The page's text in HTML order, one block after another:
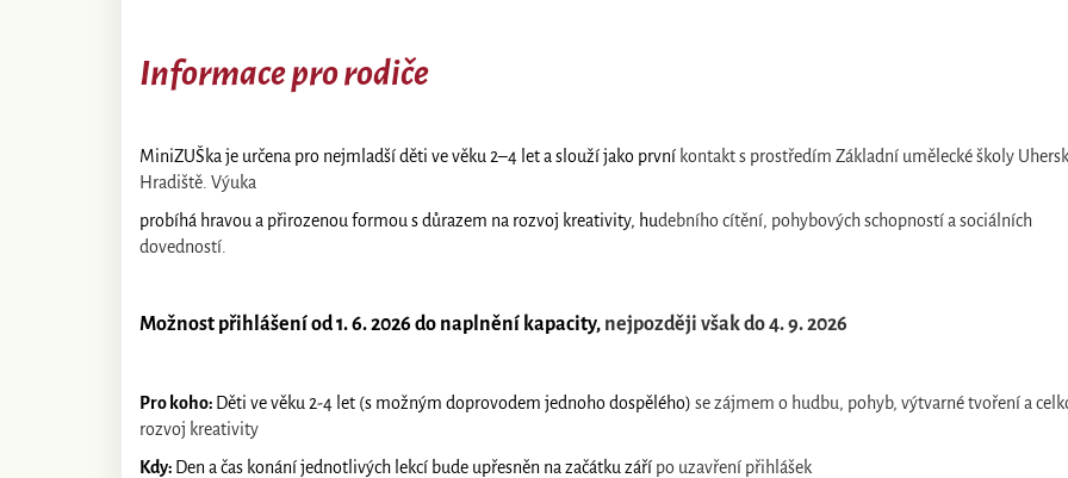
Informace pro rodiče
MiniZUŠka je určena pro nejmladší děti ve věku 2–4 let a slouží jako první kontakt s prostředím Základní umělecké školy
Hradiště. Výuka
probíhá hravou a přirozenou formou s důrazem na rozvoj kreativity, hudebního cítění, pohybových schopností a sociálních
dovedností.
Možnost přihlášení od 1. 6. 2026 do naplnění kapacity, nejpozději však do 4. 9. 2026
Pro koho: Děti ve věku 2-4 let (s možným doprovodem jednoho dospělého) se zájmem o hudbu, pohyb, výtvarné tvoření a
rozvoj kreativity
Kdy: Den a čas konání jednotlivých lekcí bude upřesněn na začátku září po uzavření přihlášek